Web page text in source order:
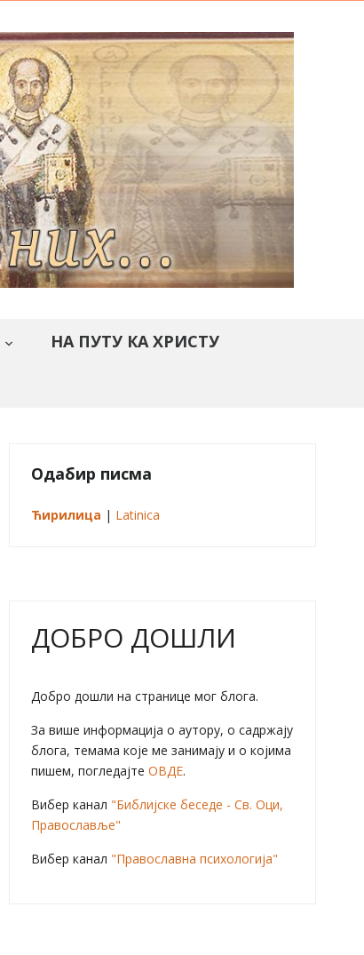
НА ПУТУ КА ХРИСТУ
Одабир писма
Ћирилица | Latinica
ДОБРО ДОШЛИ
Добро дошли на странице мог блога.
За више информација о аутору, о садржају
блога, темама које ме занимају и о којима
пишем, погледајтеОВДЕ.
Вибер канал "Библијске беседе - Св. Оци,
Православље"
Вибер канал "Православна психологија"